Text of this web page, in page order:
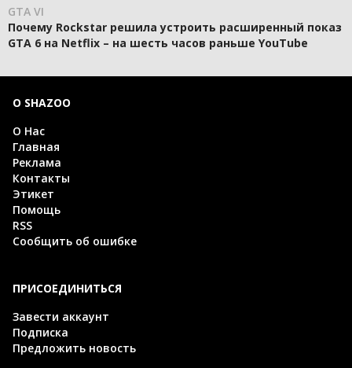
GTA VI
Почему Rockstar решила устроить расширенный показ
GTA 6 на Netflix – на шесть часов раньше YouTube
О SHAZOO
О Нас
Главная
Реклама
Контакты
Этикет
Помощь
RSS
Сообщить об ошибке
ПРИСОЕДИНИТЬСЯ
Завести аккаунт
Подписка
Предложить новость